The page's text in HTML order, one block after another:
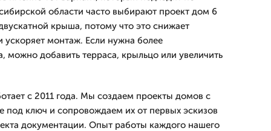
области часто выбирают проект дом 6
крыша, потому что это снижает
ускоряет монтаж. Если нужна более
можно добавить терраса, крыльцо или увеличить
с 2011 года. Мы создаем проекты домов с
под ключ и сопровождаем их от первых эскизов
документации. Опыт работы каждого нашего